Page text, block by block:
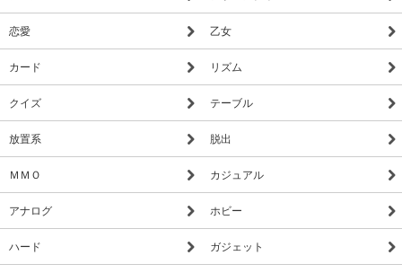
恋愛 乙女
カード リズム
クイズ テーブル
放置系 脱出
ＭＭＯ カジュアル
アナログ ホビー
ハード ガジェット